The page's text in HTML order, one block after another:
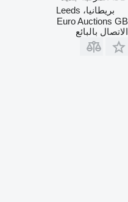
بريطانيا، Leeds
Euro Auctions GB
الاتصال بالبائع